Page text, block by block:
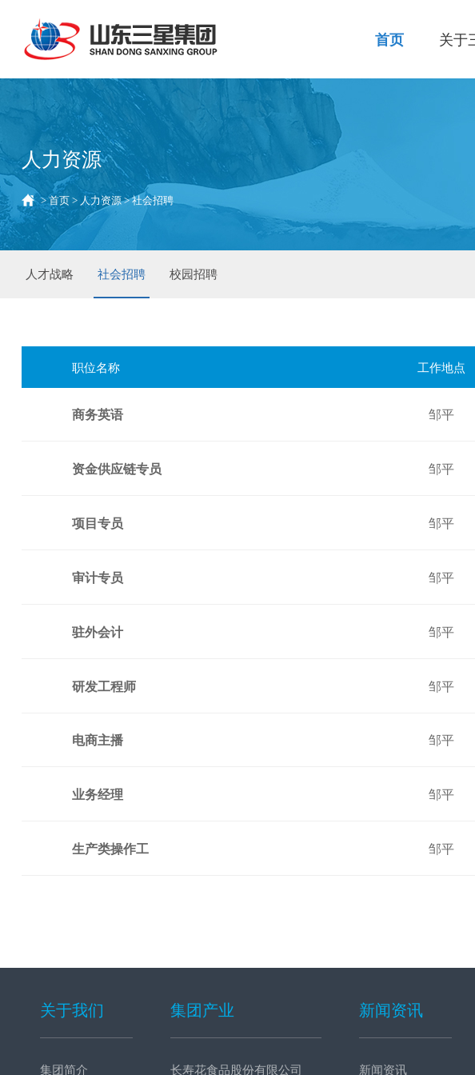
首页 关于
人力资源
>首页> 人力资源>社会招聘
人才战略 社会招聘 校园招聘
职位名称 工作地点
商务英语 邹平
资金供应链专员 邹平
项目专员 邹平
审计专员 邹平
驻外会计 邹平
研发工程师 邹平
电商主播 邹平
业务经理 邹平
生产类操作工 邹平
关于我们
集团简介
集团产业
长寿花食品股份有限公司
新闻资讯
新闻资讯